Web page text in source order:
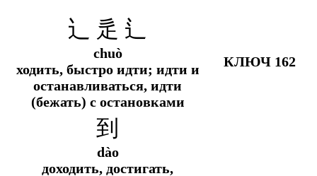
辶 辵 ⻍
chuò
ходить, быстро идти; идти и
останавливаться, идти
(бежать) с остановками
КЛЮЧ 162
到
dào
доходить, достигать,